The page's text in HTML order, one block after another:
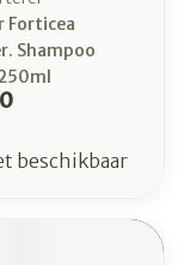
Forticea
Shampoo
beschikbaar